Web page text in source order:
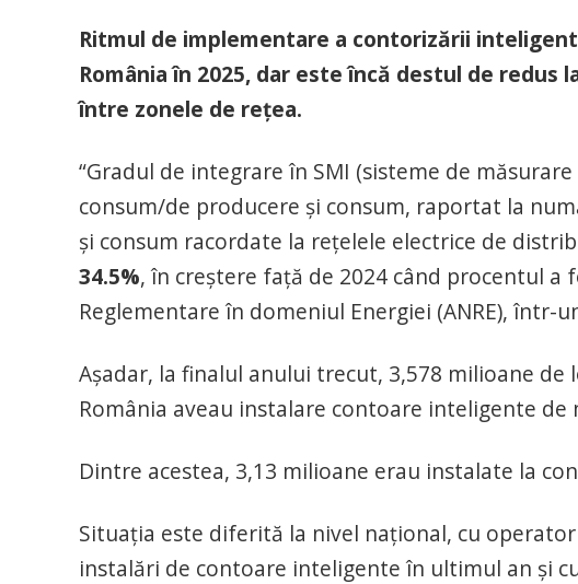
Ritmul de implementare a contorizării
România în 2025, dar este încă destul de
între zonele de rețea.
“Gradul de integrare în SMI (sisteme de
consum/de producere și consum, raportat la
și consum racordate la rețelele electrice de
34.5%, în creștere față de 2024 când procentul
Reglementare în domeniul Energiei (ANRE),
Așadar, la finalul anului trecut, 3,578 milioane
România aveau instalare contoare inteligente de
Dintre acestea, 3,13 milioane erau instalate la
Situația este diferită la nivel național, cu
instalări de contoare inteligente în ultimul an și